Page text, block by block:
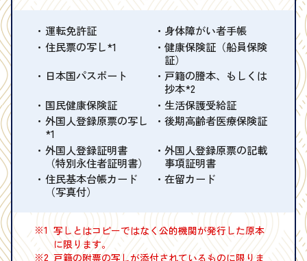
運転免許証
身体障がい者手帳
住民票の写し*1
健康保険証（船員保険
証）
日本国パスポート
戸籍の謄本、もしくは
抄本*2
国民健康保険証
生活保護受給証
外国人登録原票の写し
*1
後期高齢者医療保険証
外国人登録証明書
（特別永住者証明書）
外国人登録原票の記載
事項証明書
住民基本台帳カード
（写真付）
在留カード
※1 写しとはコピーではなく公的機関が発行した原本
に限ります。
※2 戸籍の附票の写しが添付されているものに限りま